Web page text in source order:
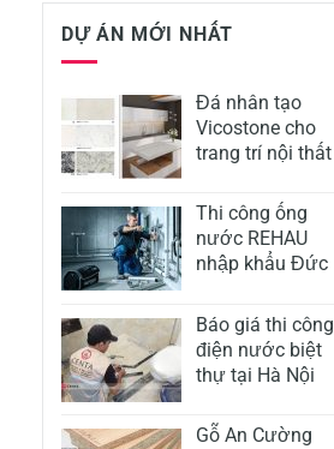
DỰ ÁN MỚI NHẤT
Đá nhân tạo
Vicostone cho
trang trí nội thất
Thi công ống
nước REHAU
nhập khẩu Đức
Báo giá thi công
điện nước biệt
thự tại Hà Nội
Gỗ An Cường